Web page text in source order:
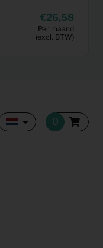
26,58
Per maand
(excl. BTW)